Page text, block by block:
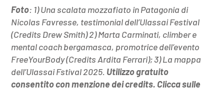
Foto: 1) Una scalata mozzafiato in Patagonia di
Nicolas Favresse, testimonial dell’Ulassai Festival
(Credits Drew Smith) 2) Marta Carminati, climber e
mental coach bergamasca, promotrice dell’evento
FreeYourBody (Credits Ardita Ferrari); 3) La mappa
dell’Ulassai Fstival 2025. Utilizzo gratuito
consentito con menzione dei credits. Clicca sulle